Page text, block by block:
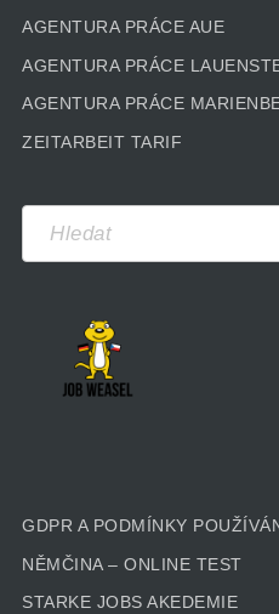
AGENTURA PRÁCE AUE
AGENTURA PRÁCE
AGENTURA PRÁCE
ZEITARBEIT TARIF
GDPR A PODMÍNKY
NĚMČINA – ONLINE TEST
STARKE JOBS AKEDEMIE